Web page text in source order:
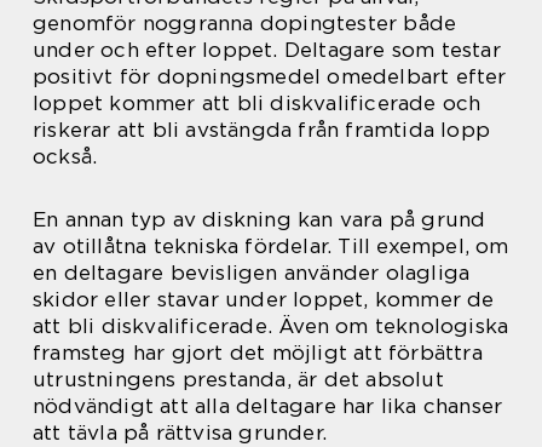
genomför noggranna dopingtester både
under och efter loppet. Deltagare som testar
positivt för dopningsmedel omedelbart efter
loppet kommer att bli diskvalificerade och
riskerar att bli avstängda från framtida lopp
också.
En annan typ av diskning kan vara på grund
av otillåtna tekniska fördelar. Till exempel, om
en deltagare bevisligen använder olagliga
skidor eller stavar under loppet, kommer de
att bli diskvalificerade. Även om teknologiska
framsteg har gjort det möjligt att förbättra
utrustningens prestanda, är det absolut
nödvändigt att alla deltagare har lika chanser
att tävla på rättvisa grunder.